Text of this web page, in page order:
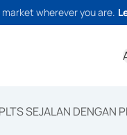
wherever you are.
SEJALAN DENGAN